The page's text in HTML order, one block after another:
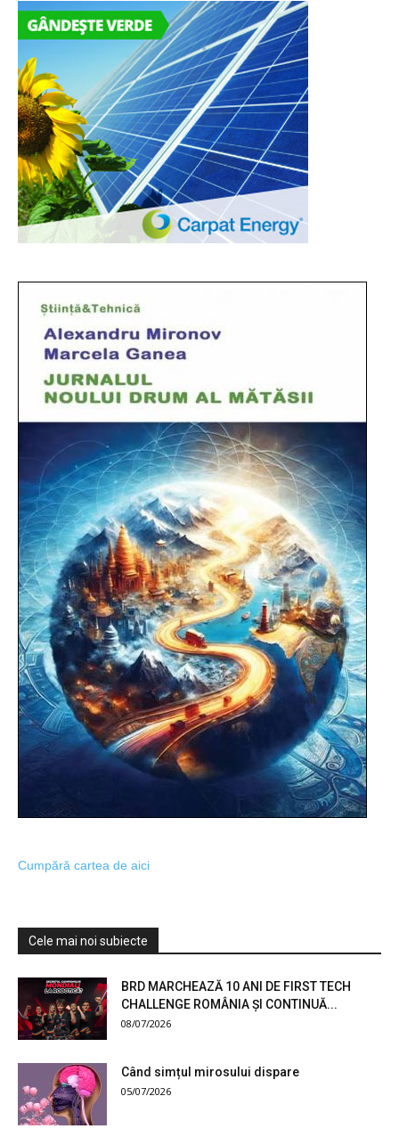
Cumpără cartea de aici
Cele mai noi subiecte
BRD MARCHEAZĂ 10 ANI DE FIRST TECH
CHALLENGE ROMÂNIA ȘI CONTINUĂ...
08/07/2026
Când simțul mirosului dispare
05/07/2026